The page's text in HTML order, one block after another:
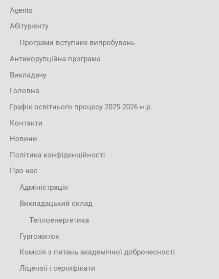
Agents
Абітурієнту
Програми вступних випробувань
Антикорупційна програма
Викладачу
Головна
Графік освітнього процесу 2025-2026 н.р.
Контакти
Новини
Політика конфіденційності
Про нас
Адміністрація
Викладацький склад
Теплоенергетика
Гуртожиток
Комісія з питань академічної доброчесності
Ліцензії і сертифікати